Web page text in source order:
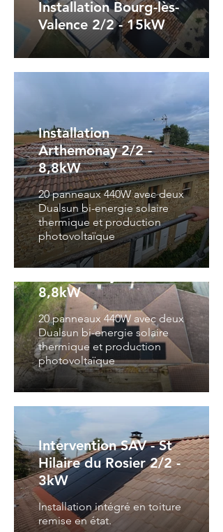
Installation Bourg-lès-
Valence 2/2 - 15kW
Installation
Arthemonay 2/2 -
8,8kW
20 panneaux 440W avec deux
Dualsun bi-energie solaire
thermique et production
photovoltaïque
Installation
8,8kW
20 panneaux 440W avec deux
Dualsun bi-energie solaire
thermique et production
photovoltaïque
Intervention SAV - St
Hilaire du Rosier 2/2 -
3kW
Installation intégré en toiture
remise en état.